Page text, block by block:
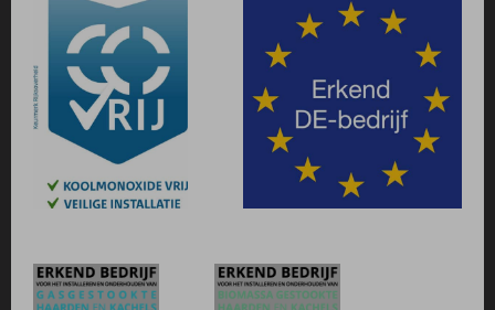
JAcobus® doorkijk
De nieuwste versie van de duurzame JAcobus
houtkachel is speciaal ontwikkeld op verzoek van
onze klanten: de JAcobus doorkijk. Deze kachel
heeft dezelfde sterke eigenschappen als de andere
JAcobus-modellen, maar heeft glas aan beide zijden.
Daardoor kan de kachel prachtig midden in een
ruimte worden geplaatst en geniet u optimaal van
het vlammenspel in de kachel.